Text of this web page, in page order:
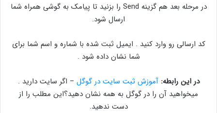
در مرحله بعد هم گزینه Send را بزنید تا پیامک به گوشی همراه شما
ارسال شود.
کد ارسالی رو وارد کنید . ایمیل ثبت شده با شماره و اسم شما برای
شما نشان داده شود .
در این رابطه: آموزش ثبت سایت در گوگل – اگر سایت دارید .
میخواهید آن را در گوگل به همه نشان دهید؟این مطلب را از
دست ندهید.